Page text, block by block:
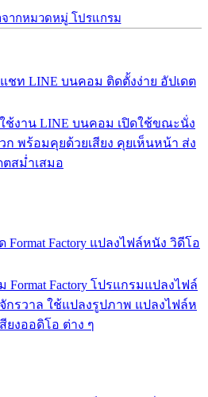
ากหมวดหมู่ โปรแกรม
ชท LINE บนคอม ติดตั้งง่าย อัปเดต
ช้งาน LINE บนคอม เปิดใช้ขณะนั่ง
ก พร้อมคุยด้วยเสียง คุยเห็นหน้า ส่ง
ตสม่ำเสมอ
Format Factory แปลงไฟล์หนัง วิดีโอ
Factory โปรแกรมแปลงไฟล์
กรวาล ใช้แปลงรูปภาพ แปลงไฟล์ห
ยงออดิโอ ต่าง ๆ